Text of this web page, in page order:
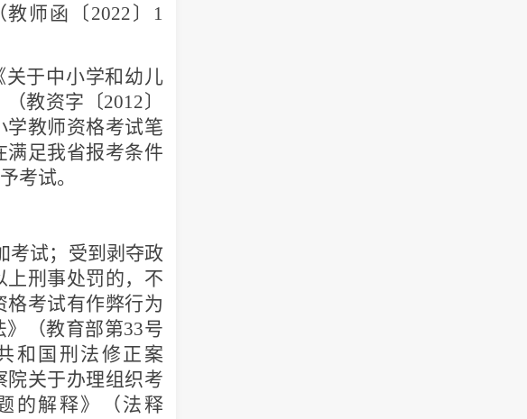
教师函〔 2022 〕 1
于中小学和幼儿
（教资字〔2012〕
学教师资格考试笔
满足我省报考条件
考试。
考试；受到剥夺政
上刑事处罚的，不
考试有作弊行为
》（教育部第33号
和国刑法修正案
院关于办理组织考
的解释》（法释